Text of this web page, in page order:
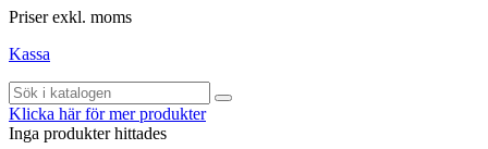
Priser exkl. moms
Kassa
Klicka här för mer produkter
Inga produkter hittades